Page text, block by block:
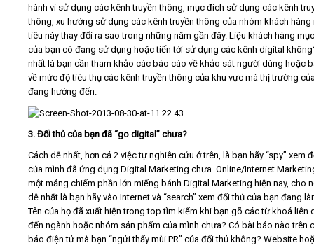
hành vi sử dụng các kênh truyền thông, mục đích sử dụng các kênh
thông, xu hướng sử dụng các kênh truyền thông của nhóm khách hàng
tiêu này thay đổi ra sao trong những năm gần đây. Liệu khách hàng
của bạn có đang sử dụng hoặc tiến tới sử dụng các kênh digital
nhất là bạn cần tham khảo các báo cáo về khảo sát người dùng hoặc
về mức độ tiêu thụ các kênh truyền thông của khu vực mà thị trường
đang hướng đến.
3. Đối thủ của bạn đã “go digital” chưa?
Cách dễ nhất, hơn cả 2 việc tự nghiên cứu ở trên, là bạn hãy “spy” xem
của mình đã ứng dụng Digital Marketing chưa. Online/Internet
một mảng chiếm phần lớn miếng bánh Digital Marketing hiện nay, cho
dễ nhất là bạn hãy vào Internet và “search” xem đối thủ của bạn đang
Tên của họ đã xuất hiện trong top tìm kiếm khi bạn gõ các từ khoá liên
đến ngành hoặc nhóm sản phẩm của mình chưa? Có bài báo nào trên
báo điện tử mà bạn “ngửi thấy mùi PR” của đối thủ không? Website